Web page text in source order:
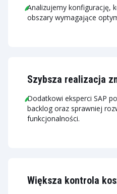
Analizujemy konfigurację,
obszary wymagające
Szybsza realizacja
Dodatkowi eksperci SAP
backlog oraz sprawniej
funkcjonalności.
Większa kontrola